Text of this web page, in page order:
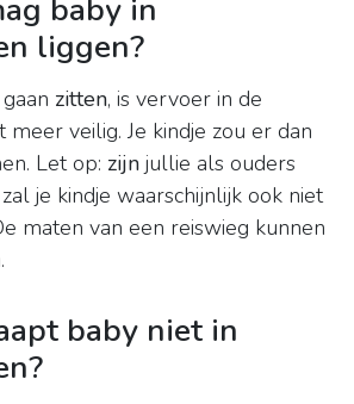
baby in
liggen?
zitten, is vervoer in de
meer veilig. Je kindje zou er dan
Let op: zijn jullie als ouders
je kindje waarschijnlijk ook niet
maten van een reiswieg kunnen
baby niet in